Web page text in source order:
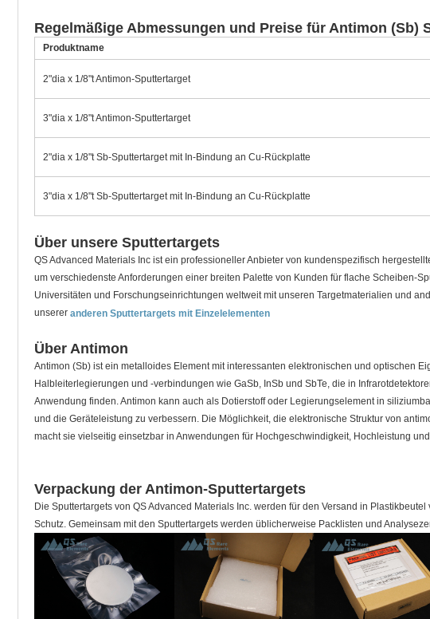
Regelmäßige Abmessungen und Preise für Antimon (Sb)
Produktname
2"dia x 1/8"t Antimon-Sputtertarget
3"dia x 1/8"t Antimon-Sputtertarget
2"dia x 1/8"t Sb-Sputtertarget mit In-Bindung an Cu-Rückplatte
3"dia x 1/8"t Sb-Sputtertarget mit In-Bindung an Cu-Rückplatte
Über unsere Sputtertargets
QS Advanced Materials Inc ist ein professioneller Anbieter von kundenspezifisch
um verschiedenste Anforderungen einer breiten Palette von Kunden für flache Scheiben-
Universitäten und Forschungseinrichtungen weltweit mit unseren Targetmaterialien und
unserer anderen Sputtertargets mit Einzelelementen
Über Antimon
Antimon (Sb) ist ein metalloides Element mit interessanten elektronischen und optischen
Halbleiterlegierungen und -verbindungen wie GaSb, InSb und SbTe, die in
Anwendung finden. Antimon kann auch als Dotierstoff oder Legierungselement in
und die Geräteleistung zu verbessern. Die Möglichkeit, die elektronische Struktur von
macht sie vielseitig einsetzbar in Anwendungen für Hochgeschwindigkeit, Hochleistung
Verpackung der Antimon-Sputtertargets
Die Sputtertargets von QS Advanced Materials Inc. werden für den Versand in
Schutz. Gemeinsam mit den Sputtertargets werden üblicherweise Packlisten und